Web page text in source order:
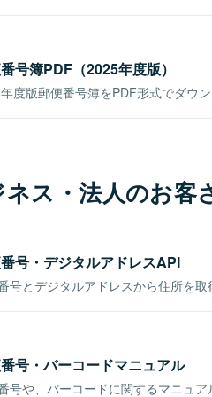
号簿PDF（2025年度版）
度版郵便番号簿をPDF形式でダウン
ネス・法人のお客
号・デジタルアドレスAPI
号とデジタルアドレスから住所を取
号・バーコードマニュアル
号や、バーコードに関するマニュア